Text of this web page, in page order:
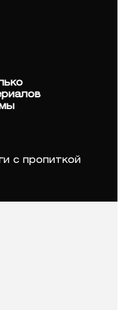
с пропиткой